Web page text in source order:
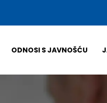
ODNOSI S JAVNOŠĆU